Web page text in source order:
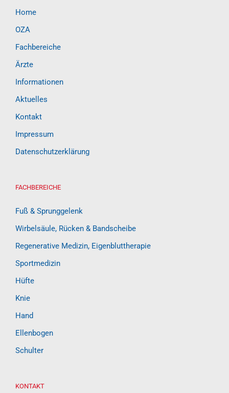
Home
OZA
Fachbereiche
Ärzte
Informationen
Aktuelles
Kontakt
Impressum
Datenschutzerklärung
FACHBEREICHE
Fuß & Sprunggelenk
Wirbelsäule, Rücken & Bandscheibe
Regenerative Medizin, Eigenbluttherapie
Sportmedizin
Hüfte
Knie
Hand
Ellenbogen
Schulter
KONTAKT